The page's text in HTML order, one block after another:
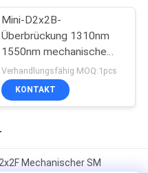
Mini-D2x2B-
Überbrückung 1310nm
1550nm mechanische
Faser-LWL-Schalter
Verhandlungsfähig MOQ:1pcs
KONTAKT
Mechanischer SM